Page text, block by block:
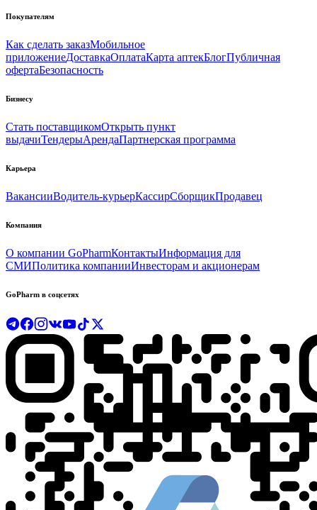
Покупателям
Как сделать заказМобильное
приложениеДоставкаОплатаКарта аптекБлогПубличная
офертаБезопасность
Бизнесу
Стать поставщикомОткрыть пункт
выдачиТендерыАрендаПартнерская программа
Карьера
ВакансииВодитель-курьерКассирСборщикПродавец
Компания
О компании GoPharmКонтактыИнформация для
СМИПолитика компанииИнвесторам и акционерам
GoPharm в соцсетях